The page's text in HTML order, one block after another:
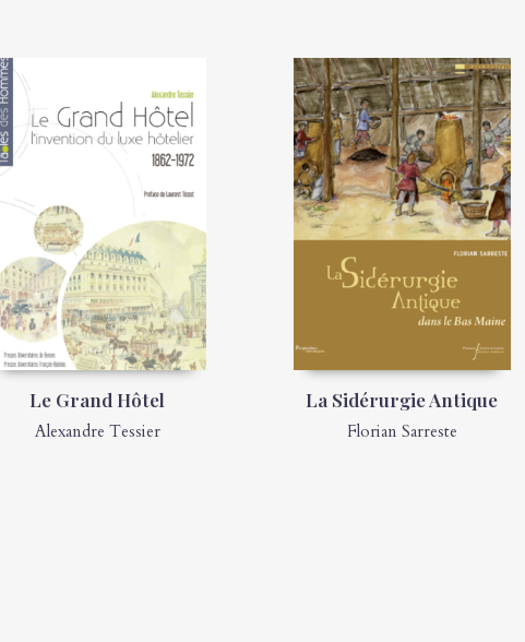
Le Grand Hôtel
Alexandre Tessier
La Sidérurgie Antique
Florian Sarreste